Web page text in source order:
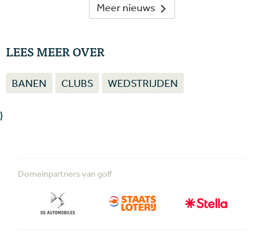
Meer nieuws
LEES MEER OVER
BANEN CLUBS WEDSTRIJDEN
}
Domeinpartners van golf